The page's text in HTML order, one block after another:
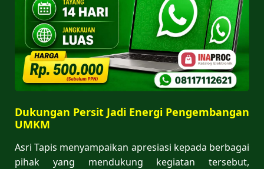
Dukungan Persit Jadi Energi Pengembangan
UMKM
Asri Tapis menyampaikan apresiasi kepada berbagai
pihak yang mendukung kegiatan tersebut,